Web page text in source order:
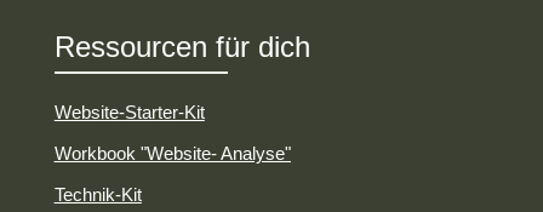
Ressourcen für dich
Website-Starter-Kit
Workbook "Website- Analyse"
Technik-Kit